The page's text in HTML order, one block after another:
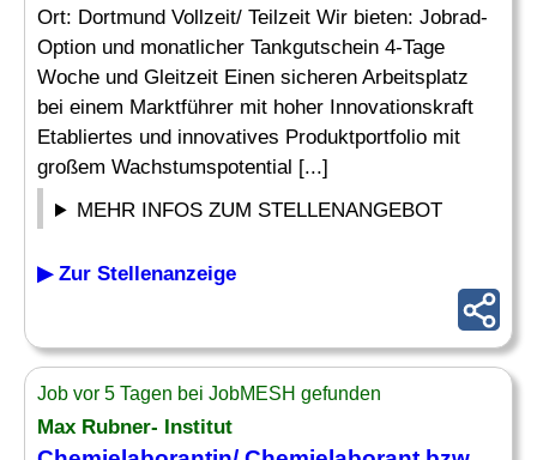
Ort: Dortmund Vollzeit/ Teilzeit Wir bieten: Jobrad-
Option und monatlicher Tankgutschein 4-Tage
Woche und Gleitzeit Einen sicheren Arbeitsplatz
bei einem Marktführer mit hoher Innovationskraft
Etabliertes und innovatives Produktportfolio mit
großem Wachstumspotential [...]
MEHR INFOS ZUM STELLENANGEBOT
▶ Zur Stellenanzeige
Job vor 5 Tagen bei JobMESH gefunden
Max Rubner- Institut